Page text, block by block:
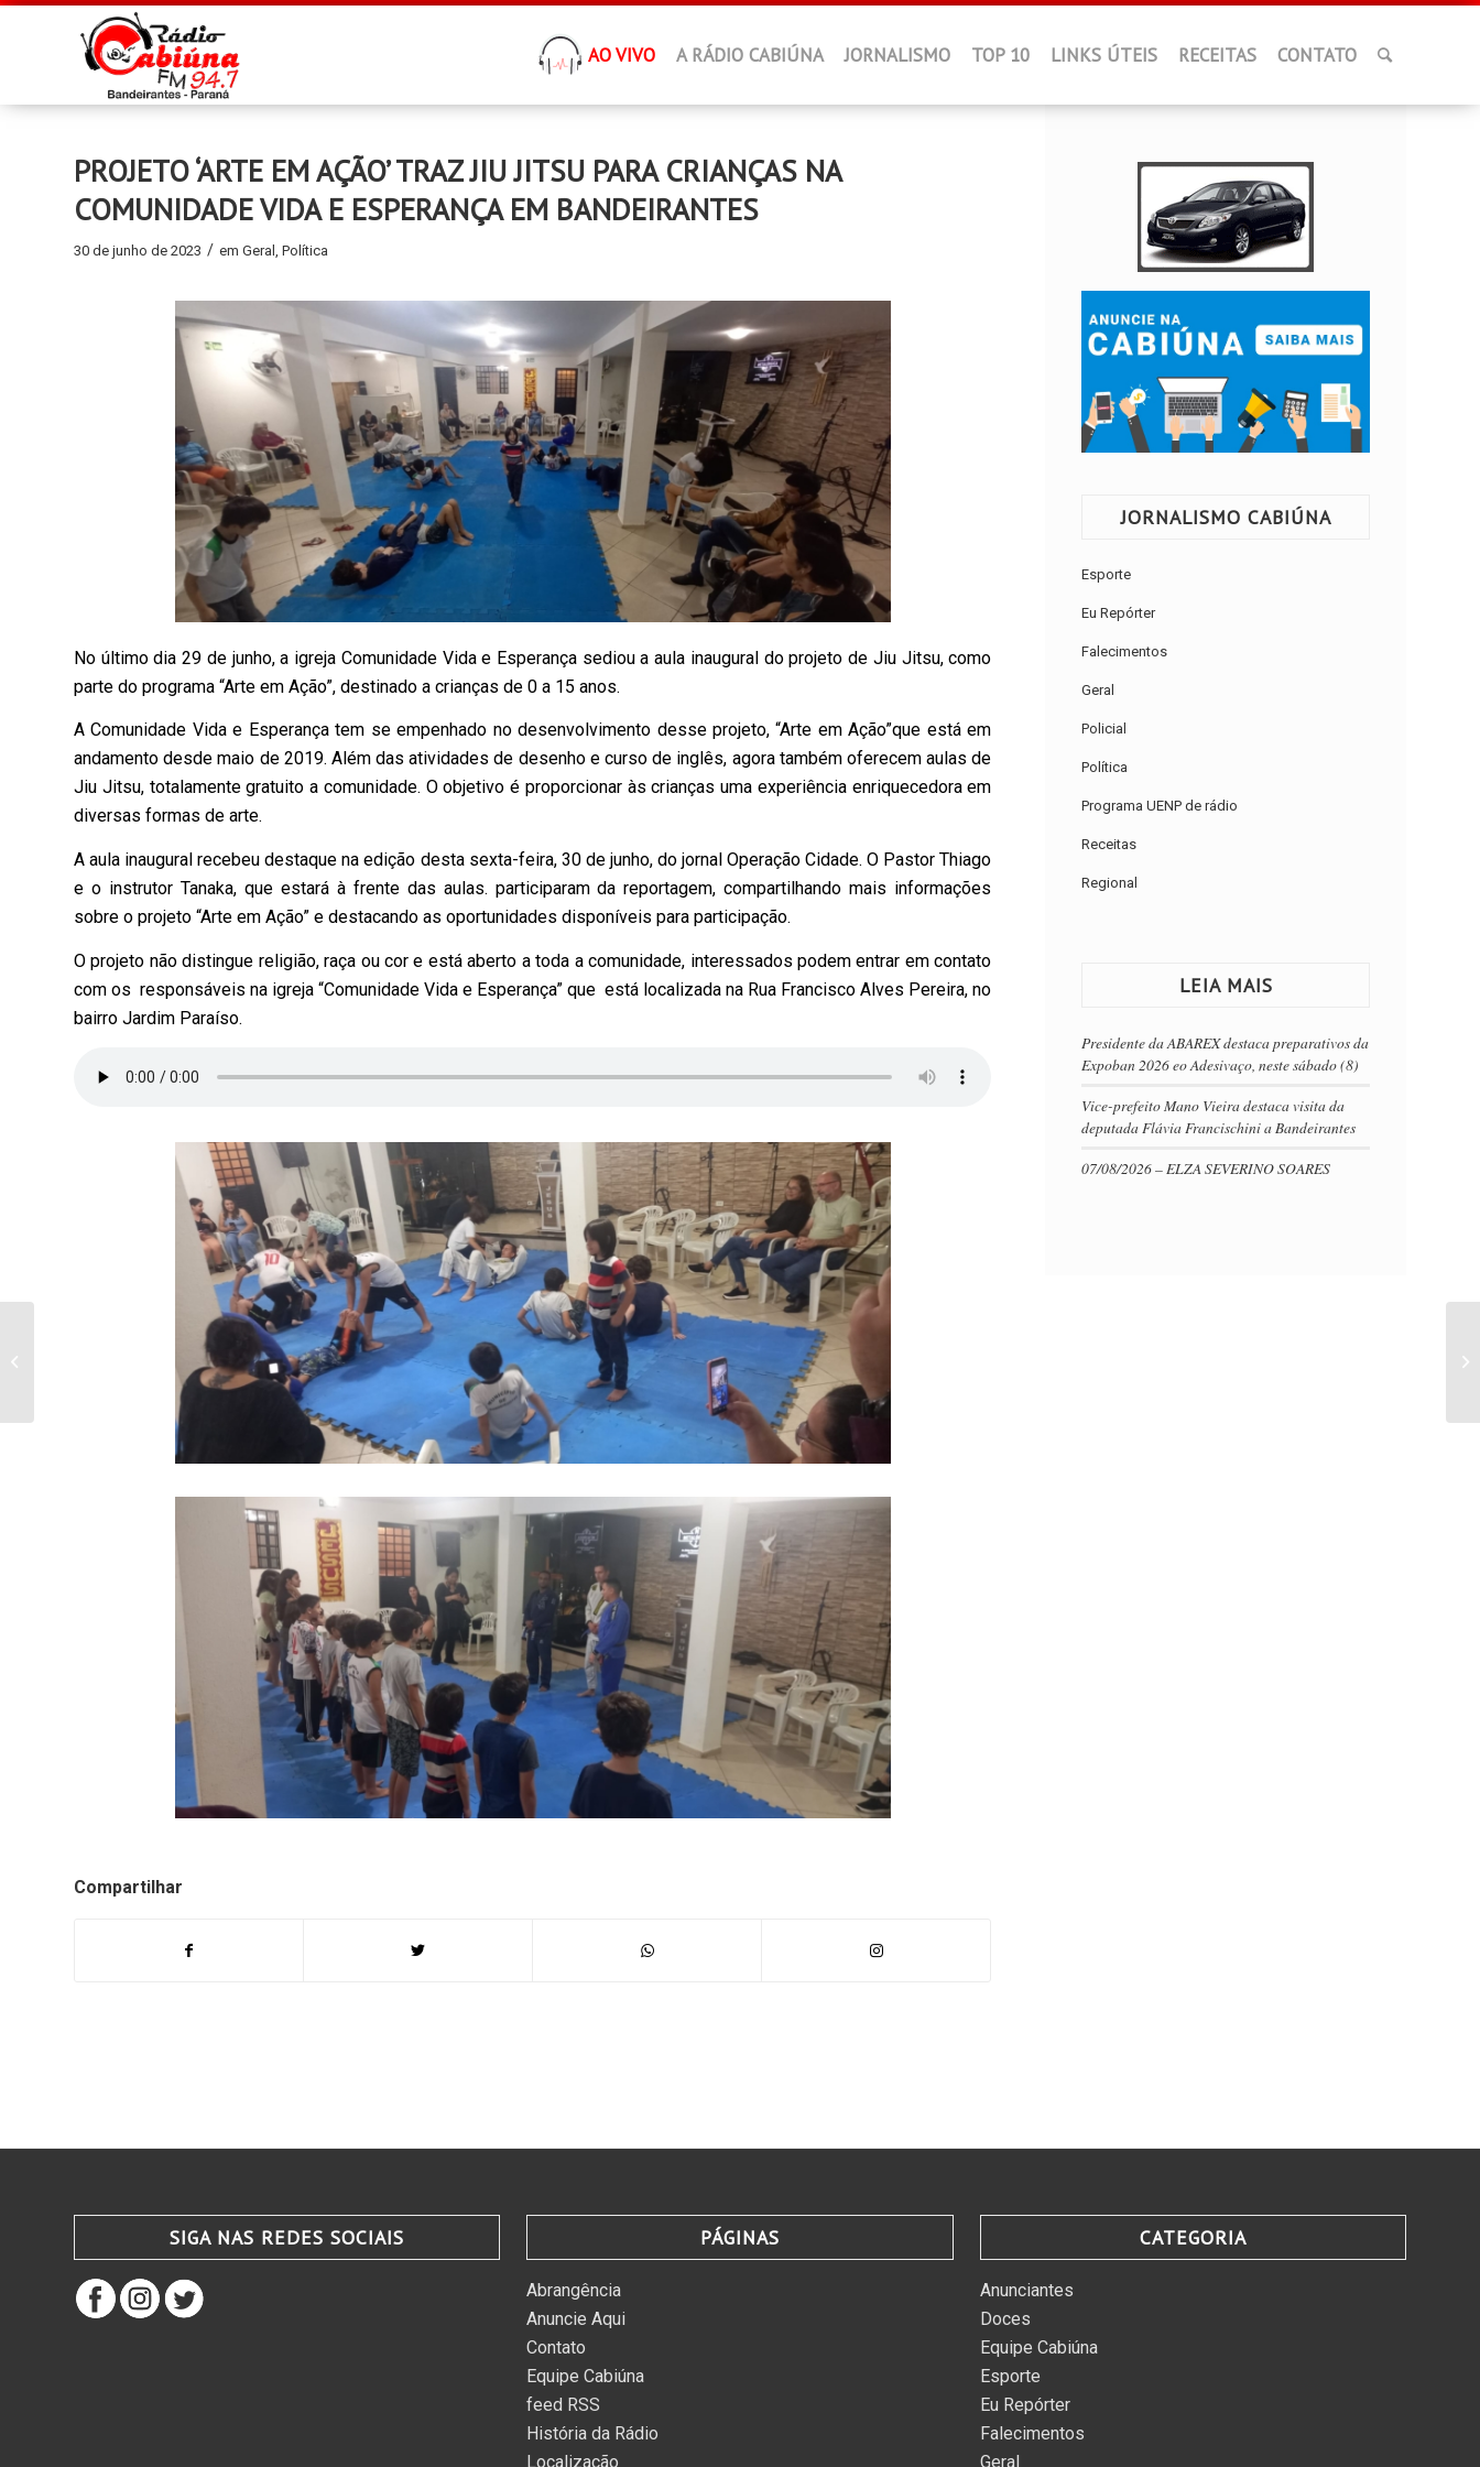
AO VIVO A RÁDIO CABIÚNA JORNALISMO TOP 10 LINKS ÚTEIS RECEITAS CONTATO
PROJETO ‘ARTE EM AÇÃO’ TRAZ JIU JITSU PARA CRIANÇAS NA
COMUNIDADE VIDA E ESPERANÇA EM BANDEIRANTES
30 de junho de 2023 / em Geral , Política
No último dia 29 de junho, a igreja Comunidade Vida e Esperança sediou a aula inaugural do projeto de Jiu Jitsu, como
parte do programa “Arte em Ação”, destinado a crianças de 0 a 15 anos.
A Comunidade Vida e Esperança tem se empenhado no desenvolvimento desse projeto, “Arte em Ação”que está em
andamento desde maio de 2019. Além das atividades de desenho e curso de inglês, agora também oferecem aulas de
Jiu Jitsu, totalamente gratuito a comunidade. O objetivo é proporcionar às crianças uma experiência enriquecedora em
diversas formas de arte.
A aula inaugural recebeu destaque na edição desta sexta-feira, 30 de junho, do jornal Operação Cidade. O Pastor Thiago
e o instrutor Tanaka, que estará à frente das aulas. participaram da reportagem, compartilhando mais informações
sobre o projeto “Arte em Ação” e destacando as oportunidades disponíveis para participação.
O projeto não distingue religião, raça ou cor e está aberto a toda a comunidade, interessados podem entrar em contato
com os responsáveis na igreja “Comunidade Vida e Esperança” que está localizada na Rua Francisco Alves Pereira, no
bairro Jardim Paraíso.
Compartilhar
JORNALISMO CABIÚNA
Esporte
Eu Repórter
Falecimentos
Geral
Policial
Política
Programa UENP de rádio
Receitas
Regional
LEIA MAIS
Presidente da ABAREX destaca preparativos da
Expoban 2026 eo Adesivaço, neste sábado (8)
Vice-prefeito Mano Vieira destaca visita da
deputada Flávia Francischini a Bandeirantes
07/08/2026 – ELZA SEVERINO SOARES
SIGA NAS REDES SOCIAIS PÁGINAS
Abrangência
Anuncie Aqui
Contato
Equipe Cabiúna
feed RSS
História da Rádio
Localização
CATEGORIA
Anunciantes
Doces
Equipe Cabiúna
Esporte
Eu Repórter
Falecimentos
Geral
30/06/2023 – Antônio Carlos Dos
Santos – Popular Zé Antônio Ensa...